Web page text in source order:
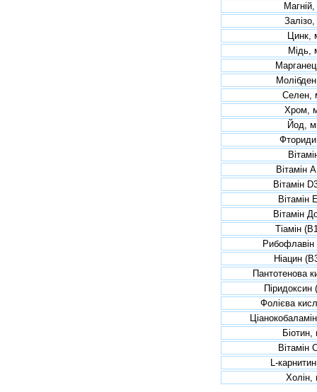
Цинк,
Мідь,
Селен,
Хром,
Йод,
Вітамін
Вітамін
Вітамін
Вітамін
Тіамін
Ніацин
Пантотенова
Піридоксин
Фолієва
Біотин,
Вітамін
L-
Холін,